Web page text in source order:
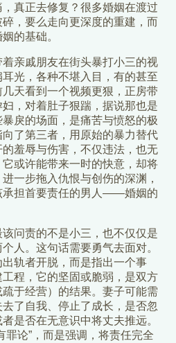
真正去修复？很多婚姻在渡过
，要么走向更深度的重建，而
的基础。
亲戚朋友在街头暴打小三的视
光，各种不堪入目，有的甚至
天看到一个视频更狠，正房带
，对着肚子狠踹，据说那也是
戾的场面，是痛苦与愤怒的极
了第三者，用原始的暴力替代
羞辱与伤害，不仅违法，也无
或许能带来一时的快意，却将
一步拖入仇恨与创伤的深渊，
承担首要责任的男人——婚姻的
问责的不是小三，也不仅仅是
人。这句话需要勇气去面对。
轨者开脱，而是指出一个事
程，它的坚固或脆弱，是双方
于经营）的结果。妻子可能需
了自我、停止了成长，是否忽
是否在无意识中将丈夫推远。
罪论”，而是强调，将责任完全